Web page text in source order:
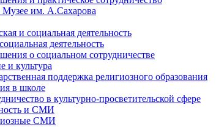
Музее им. А.Сахарова
и социальная деятельность
деятельность
о социальном сотрудничестве
и культура
поддержка религиозного образования
в школе
в культурно-просветительской сфере
и СМИ
СМИ